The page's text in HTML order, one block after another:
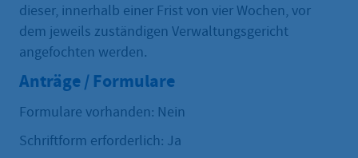
dieser, innerhalb einer Frist von vier Wochen, vor
dem jeweils zuständigen Verwaltungsgericht
angefochten werden.
Anträge / Formulare
Formulare vorhanden: Nein
Schriftform erforderlich: Ja